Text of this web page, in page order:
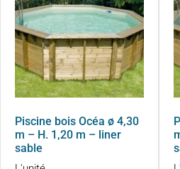
Piscine bois Océa ø 4,30
m – H. 1,20 m – liner
sable